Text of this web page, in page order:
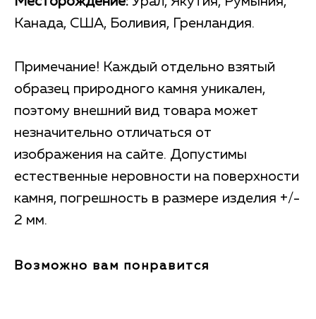
Канада, США, Боливия, Гренландия.
Примечание! Каждый отдельно взятый
образец природного камня уникален,
поэтому внешний вид товара может
незначительно отличаться от
изображения на сайте. Допустимы
естественные неровности на поверхности
камня, погрешность в размере изделия +/-
2 мм.
Возможно вам понравится